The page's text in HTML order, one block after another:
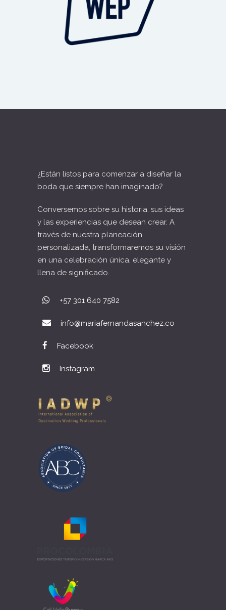
¿Están listos para comenzar a diseñar la
boda que siempre han imaginado?
Conversemos sobre su historia, sus ideas
y las experiencias que desean crear. A
través de nuestra planeación
personalizada, transformaremos su visión
en una celebración única, elegante y
llena de significado.
+57 301 640 7582
info@mariafernandasanchez.co
Facebook
Instagram